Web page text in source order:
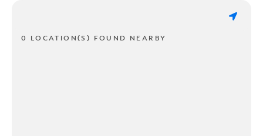
0 LOCATION(S) FOUND NEARBY